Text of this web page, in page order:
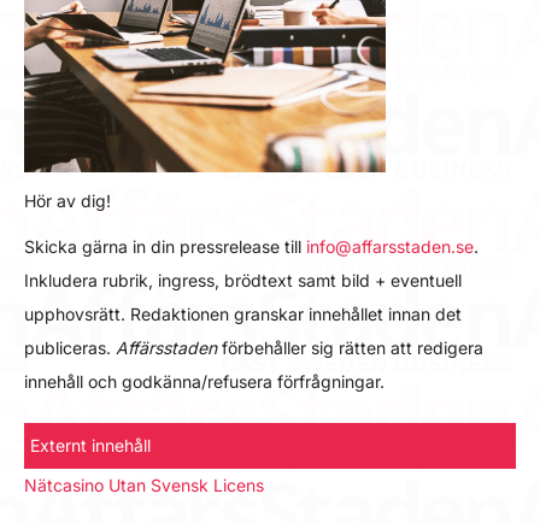
Hör av dig!
Skicka gärna in din pressrelease till info@affarsstaden.se.
Inkludera rubrik, ingress, brödtext samt bild + eventuell
upphovsrätt. Redaktionen granskar innehållet innan det
publiceras. Affärsstadenförbehåller sig rätten att redigera
innehåll och godkänna/refusera förfrågningar.
Externt innehåll
Nätcasino Utan Svensk Licens